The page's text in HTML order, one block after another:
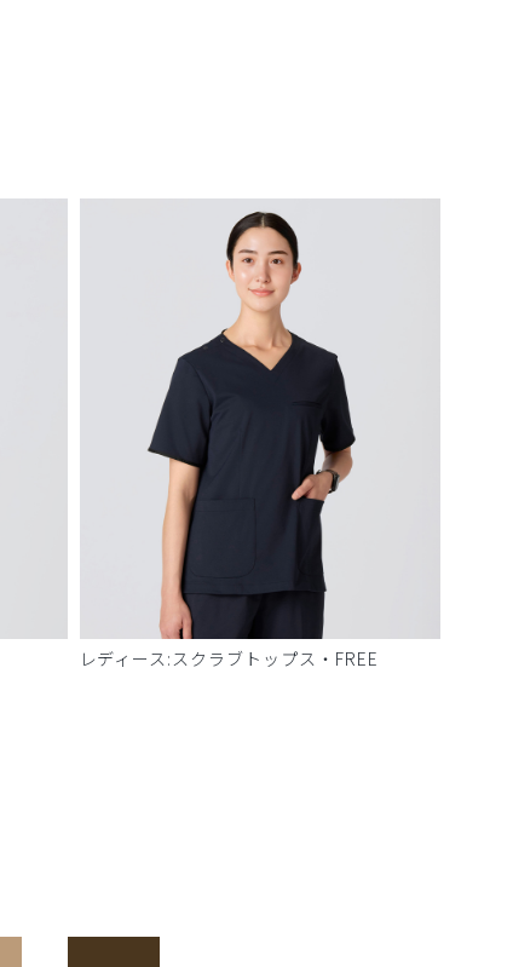
レディース:スクラブトップス・FREE